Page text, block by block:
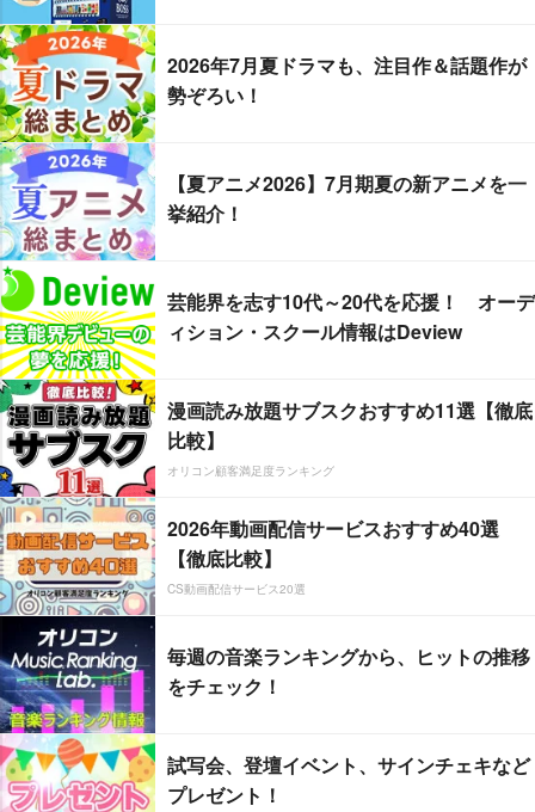
2026年7月夏ドラマも、注目作＆話題作が
勢ぞろい！
【夏アニメ2026】7月期夏の新アニメを一
挙紹介！
芸能界を志す10代～20代を応援！ オーデ
ィション・スクール情報はDeview
漫画読み放題サブスクおすすめ11選【徹底
比較】
オリコン顧客満足度ランキング
2026年動画配信サービスおすすめ40選
【徹底比較】
CS動画配信サービス20選
毎週の音楽ランキングから、ヒットの推移
をチェック！
試写会、登壇イベント、サインチェキなど
プレゼント！